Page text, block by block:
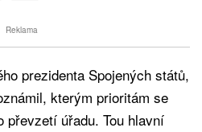
Reklama
prezidenta Spojených států,
kterým prioritám se
převzetí úřadu. Tou hlavní